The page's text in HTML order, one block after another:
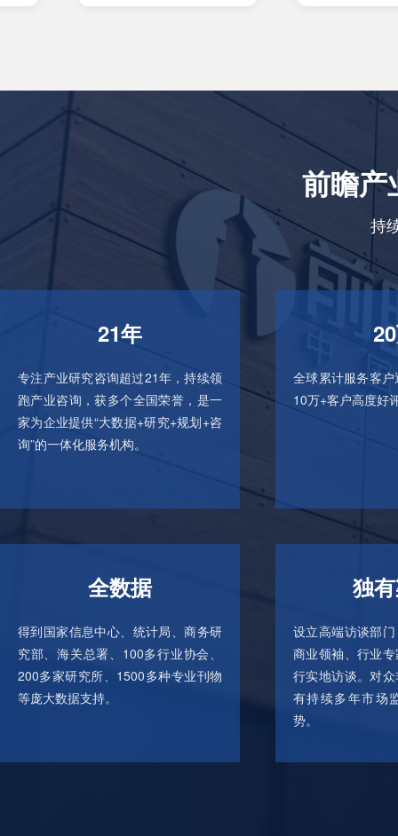
前瞻产
持
21年
专注产业研究咨询超过21年，持续领
跑产业咨询，获多个全国荣誉，是一
家为企业提供“大数据+研究+规划+咨
询”的一体化服务机构。
全球累计服务客
10万+客户高度好
全数据
得到国家信息中心、统计局、商务研
究部、海关总署、100多行业协会、
200多家研究所、1500多种专业刊物
等庞大数据支持。
独
设立高端访谈部
商业领袖、行业
行实地访谈。对
有持续多年市场
势。